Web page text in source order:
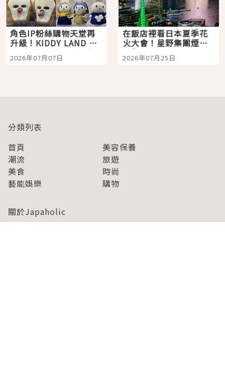
角色IP粉絲購物天堂再
升級！KIDDY LAND 原
宿店吉伊卡哇迎客，新
開幕 OMOKADO 店3分
2026年07月07日
在飯店裡看日本夏季花
火大會！星野集團煙火
景觀飯店6選，讓你不用
人擠人悠閒欣賞
2026年07月25日
分類列表
首頁
美容保養
潮流
旅遊
美食
時尚
藝能娛樂
購物
關於Japaholic